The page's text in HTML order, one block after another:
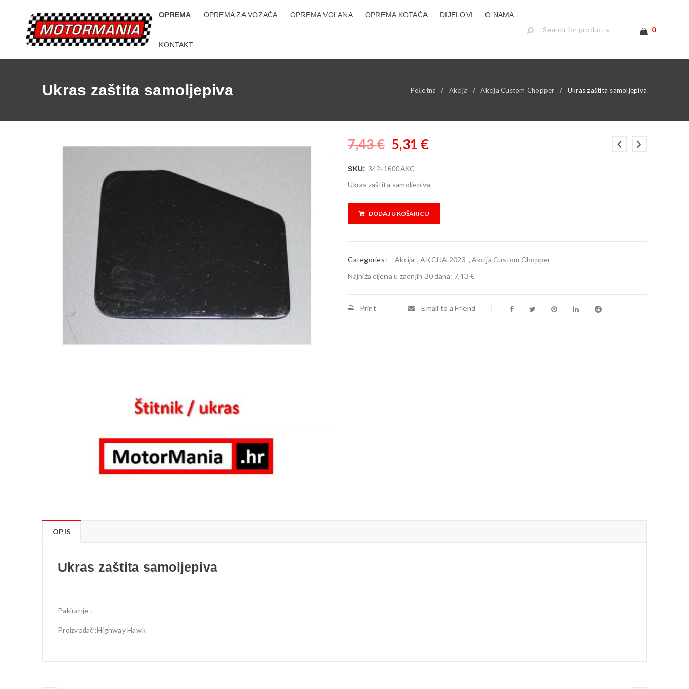
OPREMA OPREMA ZA VOZAČA OPREMA VOLANA OPREMA KOTAČA DIJELOVI O NAMA
KONTAKT
0
Ukras zaštita samoljepiva Početna / Akcija / Akcija Custom Chopper / Ukras zaštita samoljepiva
7,43€ 5,31 €
SKU: 342-1600AKC
Ukras zaštita samoljepiva
DODAJ U KOŠARICU
Categories: Akcija ,AKCIJA 2023 ,Akcija Custom Chopper
Najniža cijena u zadnjih 30 dana: 7,43 €
Print Email to a Friend
OPIS
Ukras zaštita samoljepiva
Pakiranje :
Proizvođač :Highway Hawk